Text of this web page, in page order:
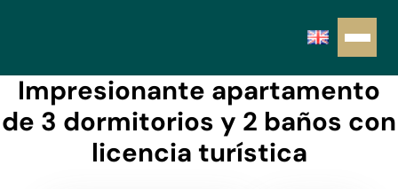
Impresionante apartamento
de 3 dormitorios y 2 baños con
licencia turística